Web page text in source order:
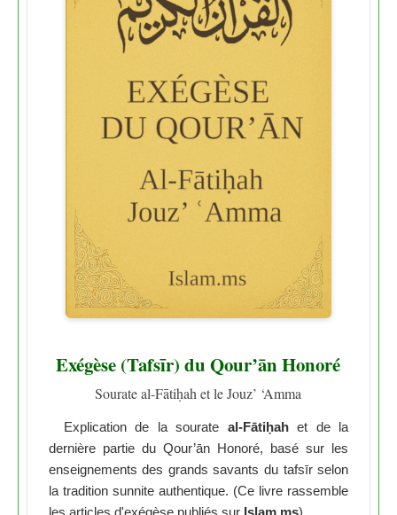
Exégèse (Tafsīr) du Qour’ān Honoré
Sourate al-Fātiḥah et le Jouz’ ‘Amma
Explication de la sourate al-Fātiḥahet de la
dernière partie du Qour’ān Honoré, basé sur les
enseignements des grands savants du tafsīr selon
la tradition sunnite authentique. (Ce livre rassemble
les articles d'exégèse publiés sur Islam.ms)